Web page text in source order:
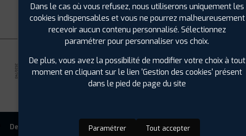
Devenir adherent Offres d'emploi FAQ
Dans le cas où vous refusez, nous utiliserons uniquement les
cookies indispensables et vous ne pourrez malheureusement
recevoir aucun contenu personnalisé. Sélectionnez
paramétrer pour personnaliser vos choix.
De plus, vous avez la possibilité de modifier votre choix à tout
moment en cliquant sur le lien 'Gestion des cookies' présent
dans le pied de page du site
Paramétrer Tout accepter